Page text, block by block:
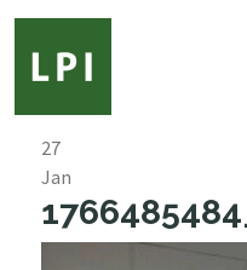
27
Jan